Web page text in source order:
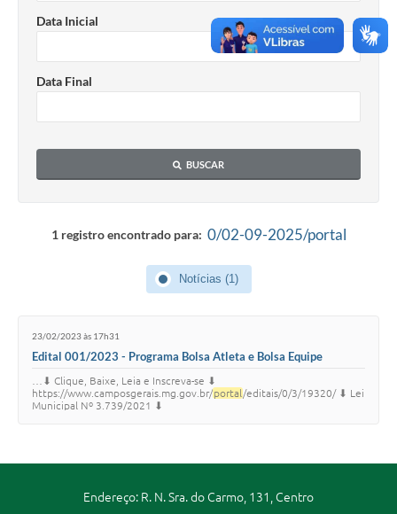
Data Inicial
Data Final
BUSCAR
1 registro encontrado para: 0/02-09-2025/portal
Notícias (1)
23/02/2023 às 17h31
Edital 001/2023 - Programa Bolsa Atleta e Bolsa Equipe
…⬇ Clique, Baixe, Leia e Inscreva-se ⬇
https://www.camposgerais.mg.gov.br/portal /editais/0/3/19320/ ⬇ Lei
Municipal Nº 3.739/2021 ⬇
Endereço: R. N. Sra. do Carmo, 131, Centro